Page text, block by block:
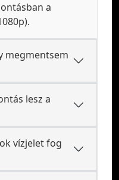
a
megmentsem
lesz a
vízjelet fog